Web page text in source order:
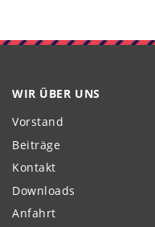
WIR ÜBER UNS
Vorstand
Beiträge
Kontakt
Downloads
Anfahrt